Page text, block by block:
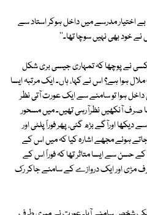
اختیار مدرسے میں داخل ہوکر استاد سے
نے خود بھی نہیں سوچا تھا۔''
نے پوچھا کہ تمہاری جیسی بری شکل
ہوا ہے؟ اس نے کہا، ہاں۔ ایک مرتبہ ایسا
داخل ہوا تو سامنے سے ایک عورت آتی نظر
صرف آنکھیں نظرآرہی تھیں۔ میں مسحور
اورآگے بڑھ گئی، پھر فوراً پلٹی اور
ہوئے مجھے اشارہ کیا کہ میں اس کے
حسن سے ایسا متاثر تھا کہ فوراً اس کے
مڑی اور ایک دروازے کے سامنے جاکر رک